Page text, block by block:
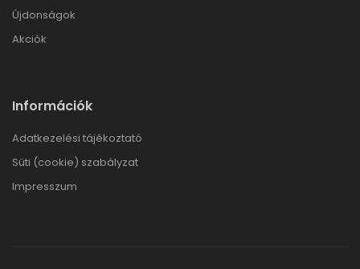
Újdonságok
Akciók
Információk
Adatkezelési tájékoztató
Süti (cookie) szabályzat
Impresszum